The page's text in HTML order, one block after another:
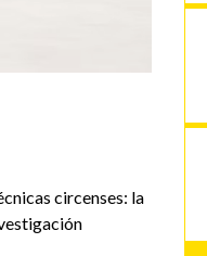
circenses: la